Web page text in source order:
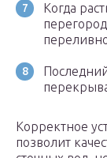
Когда
Корректное
позволит